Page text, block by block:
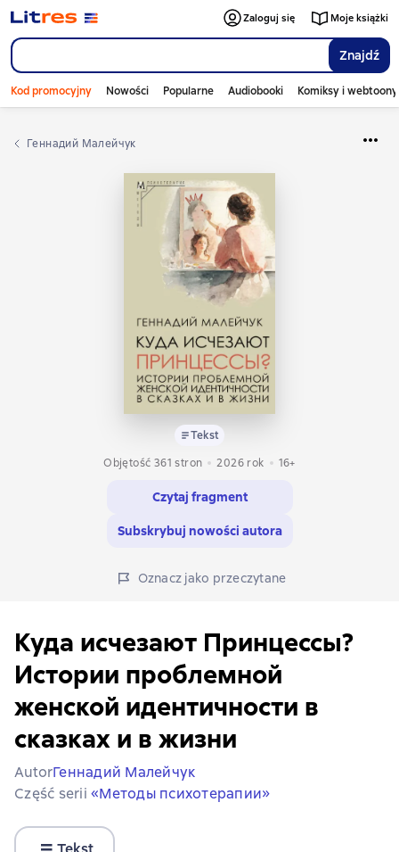
Znajdź
Zaloguj się Moje książki
Kod promocyjny Nowości Popularne Audiobooki Komiksy i webtoony
Геннадий Малейчук
Tekst
Objętość 361 stron
2026 rok 16+
Czytaj fragment
Subskrybuj nowości autora
Oznacz jako przeczytane
Куда исчезают Принцессы?
Истории проблемной
женской идентичности в
сказках и в жизни
AutorГеннадий Малейчук
Część serii «Методы психотерапии»